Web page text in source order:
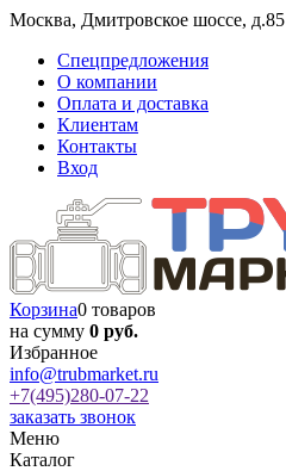
Москва, Дмитровское шоссе, д.85
Спецпредложения
О компании
Оплата и доставка
Клиентам
Контакты
Вход
Корзина0 товаров
на сумму 0 руб.
Избранное
info@trubmarket.ru
+7(495)280-07-22
заказать звонок
Меню
Каталог